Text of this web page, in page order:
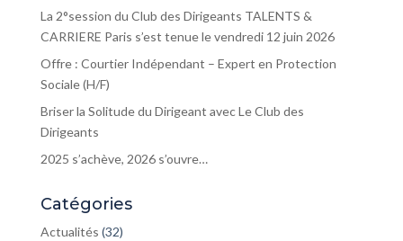
La 2°session du Club des Dirigeants TALENTS &
CARRIERE Paris s’est tenue le vendredi 12 juin 2026
Offre : Courtier Indépendant – Expert en Protection
Sociale (H/F)
Briser la Solitude du Dirigeant avec Le Club des
Dirigeants
2025 s’achève, 2026 s’ouvre…
Catégories
Actualités (32)